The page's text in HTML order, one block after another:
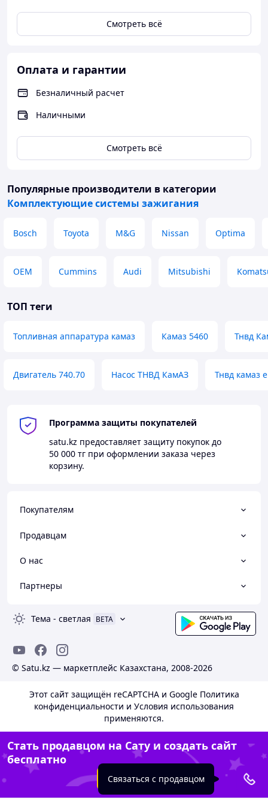
Смотреть всё
Оплата и гарантии
Безналичный расчет
Наличными
Смотреть всё
Популярные производители в категории
Комплектующие системы зажигания
Bosch Toyota M&G Nissan Optima
OEM Cummins Audi Mitsubishi
ТОП теги
Топливная аппаратура камаз Камаз 5460 Тнвд
Двигатель 740.70 Насос ТНВД КамАЗ Тнвд камаз
Программа защиты покупателей
satu.kz предоставляет защиту покупок до
50 000 тг при оформлении заказа через
корзину.
Покупателям
Продавцам
О нас
Партнеры
Тема - светлая BETA
© Satu.kz — маркетплейс Казахстана, 2008-2026
Этот сайт защищён reCAPTCHA и Google Политика
конфиденциальности и Условия использования
применяются.
Стать продавцом на Сату и создать сайт
бесплатно
Создать сайт
Связаться с продавцом